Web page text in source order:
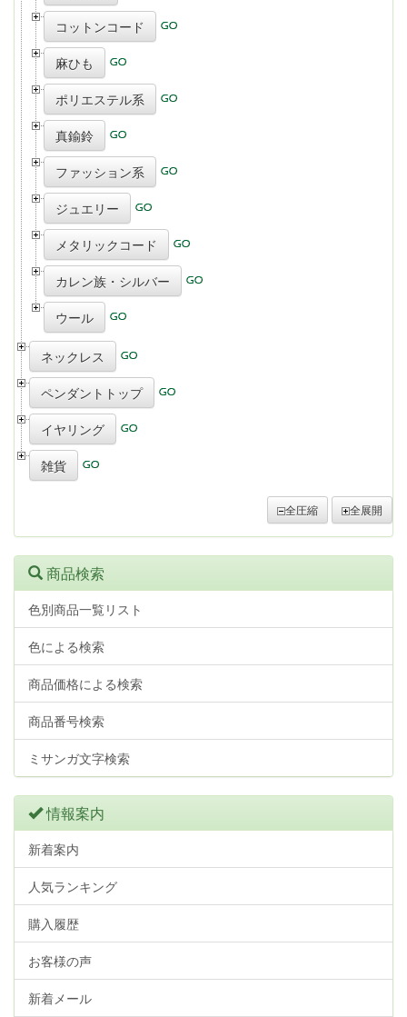
コットンコード
麻ひも
ポリエステル系
真鍮鈴
ファッション系
ジュエリー
メタリックコード
カレン族・シルバー
ウール
ネックレス
ペンダントトップ
イヤリング
雑貨
全圧縮 全展開
商品検索
色別商品一覧リスト
色による検索
商品価格による検索
商品番号検索
ミサンガ文字検索
情報案内
新着案内
人気ランキング
購入履歴
お客様の声
新着メール